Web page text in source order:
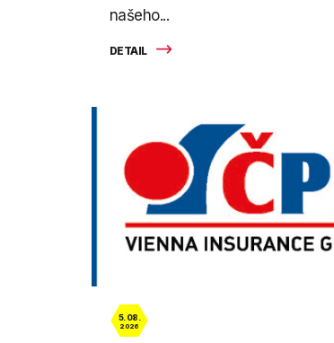
DETAIL
našeho...
5. 08.
2026